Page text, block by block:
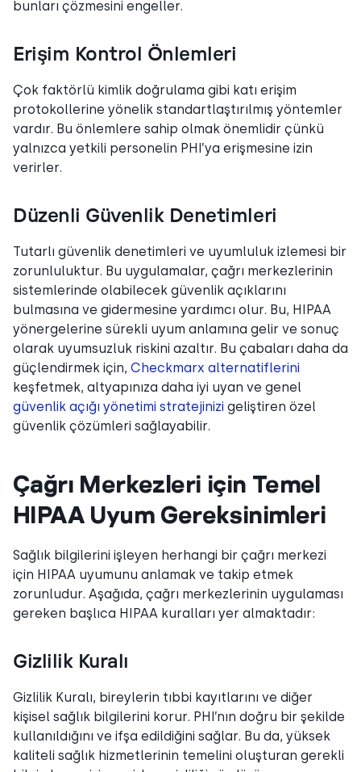
bunları çözmesini engeller.
Erişim Kontrol Önlemleri
Çok faktörlü kimlik doğrulama gibi katı erişim
protokollerine yönelik standartlaştırılmış yöntemler
vardır. Bu önlemlere sahip olmak önemlidir çünkü
yalnızca yetkili personelin PHI’ya erişmesine izin
verirler.
Düzenli Güvenlik Denetimleri
Tutarlı güvenlik denetimleri ve uyumluluk izlemesi bir
zorunluluktur. Bu uygulamalar, çağrı merkezlerinin
sistemlerinde olabilecek güvenlik açıklarını
bulmasına ve gidermesine yardımcı olur. Bu, HIPAA
yönergelerine sürekli uyum anlamına gelir ve sonuç
olarak uyumsuzluk riskini azaltır. Bu çabaları daha da
güçlendirmek için, Checkmarx alternatiflerini
keşfetmek, altyapınıza daha iyi uyan ve genel
güvenlik açığı yönetimi stratejinizi geliştiren özel
güvenlik çözümleri sağlayabilir.
Çağrı Merkezleri için Temel
HIPAA Uyum Gereksinimleri
Sağlık bilgilerini işleyen herhangi bir çağrı merkezi
için HIPAA uyumunu anlamak ve takip etmek
zorunludur. Aşağıda, çağrı merkezlerinin uygulaması
gereken başlıca HIPAA kuralları yer almaktadır:
Gizlilik Kuralı
Gizlilik Kuralı, bireylerin tıbbi kayıtlarını ve diğer
kişisel sağlık bilgilerini korur. PHI’nın doğru bir şekilde
kullanıldığını ve ifşa edildiğini sağlar. Bu da, yüksek
kaliteli sağlık hizmetlerinin temelini oluşturan gerekli